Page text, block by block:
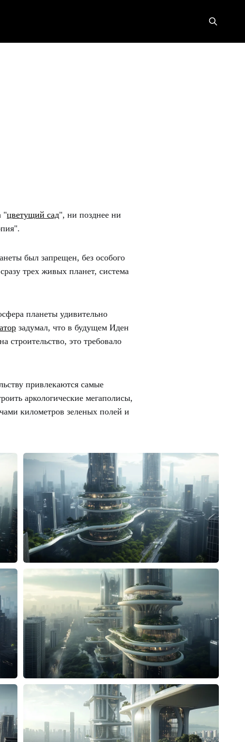
"цветущий сад", ни позднее ни
был запрещен, без особого
трех живых планет, система
планеты удивительно
задумал, что в будущем Иден
строительство, это требовало
привлекаются самые
аркологические мегаполисы,
километров зеленых полей и